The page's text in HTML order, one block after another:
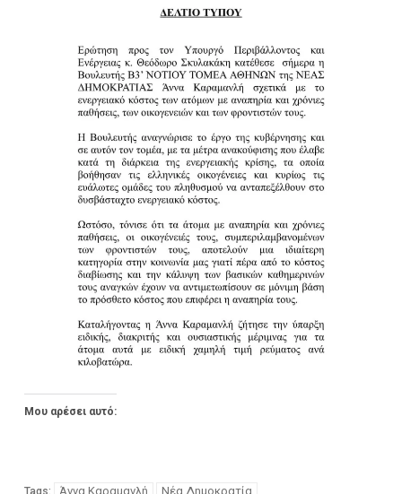
Μου αρέσει αυτό:
Tags: Άννα Καραμανλή Νέα Δημοκρατία